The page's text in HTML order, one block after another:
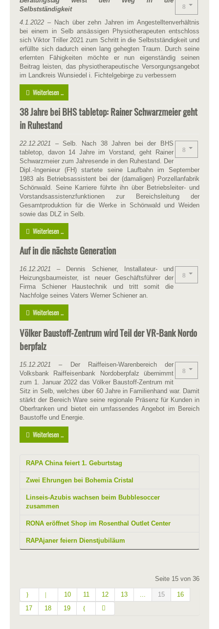
Selbstständigkeit
4.1.2022 – Nach über zehn Jahren im Angestelltenverhältnis
bei einem in Selb ansässigen Physiotherapeuten entschloss
sich Viktor Triller 2021 zum Schritt in die Selbstständigkeit und
erfüllte sich dadurch einen lang gehegten Traum. Durch seine
erlernten Fähigkeiten möchte er nun eigenständig seinen
Beitrag leisten, das physiotherapeutische Versorgungsangebot
im Landkreis Wunsiedel i. Fichtelgebirge zu verbessern
Weiterlesen ...
38 Jahre bei BHS tabletop: Rainer Schwarzmeier geht
in Ruhestand
22.12.2021 – Selb. Nach 38 Jahren bei der BHS
tabletop, davon 14 Jahre im Vorstand, geht Rainer
Schwarzmeier zum Jahresende in den Ruhestand. Der
Dipl.-Ingenieur (FH) startete seine Laufbahn im September
1983 als Betriebsassistent bei der (damaligen) Porzellanfabrik
Schönwald. Seine Karriere führte ihn über Betriebsleiter- und
Vorstandsassistenzfunktionen zur Bereichsleitung der
Gesamtproduktion für die Werke in Schönwald und Weiden
sowie das DLZ in Selb.
Weiterlesen ...
Auf in die nächste Generation
16.12.2021 – Dennis Schiener, Installateur- und
Heizungsbaumeister, ist neuer Geschäftsführer der
Firma Schiener Haustechnik und tritt somit die
Nachfolge seines Vaters Werner Schiener an.
Weiterlesen ...
Völker Baustoff-Zentrum wird Teil der VR-Bank Nordo
berpfalz
15.12.2021 – Der Raiffeisen-Warenbereich der
Volksbank Raiffeisenbank Nordoberpfalz übernimmt
zum 1. Januar 2022 das Völker Baustoff-Zentrum mit
Sitz in Selb, welches über 60 Jahre in Familienhand war. Damit
stärkt der Bereich Ware seine regionale Präsenz für Kunden in
Oberfranken und bietet ein umfassendes Angebot im Bereich
Baustoffe und Energie.
Weiterlesen ...
RAPA China feiert 1. Geburtstag
Zwei Ehrungen bei Bohemia Cristal
Linseis-Azubis wachsen beim Bubblesoccer
zusammen
RONA eröffnet Shop im Rosenthal Outlet Center
RAPAjaner feiern Dienstjubiläum
Seite 15 von 36
10 11 12 13 15
16
17
18 19